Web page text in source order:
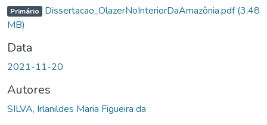
Primário Dissertacao_OlazerNoInteriorDaAmazônia.pdf(3.48
MB)
Data
2021-11-20
Autores
SILVA, Irlanildes Maria Figueira da